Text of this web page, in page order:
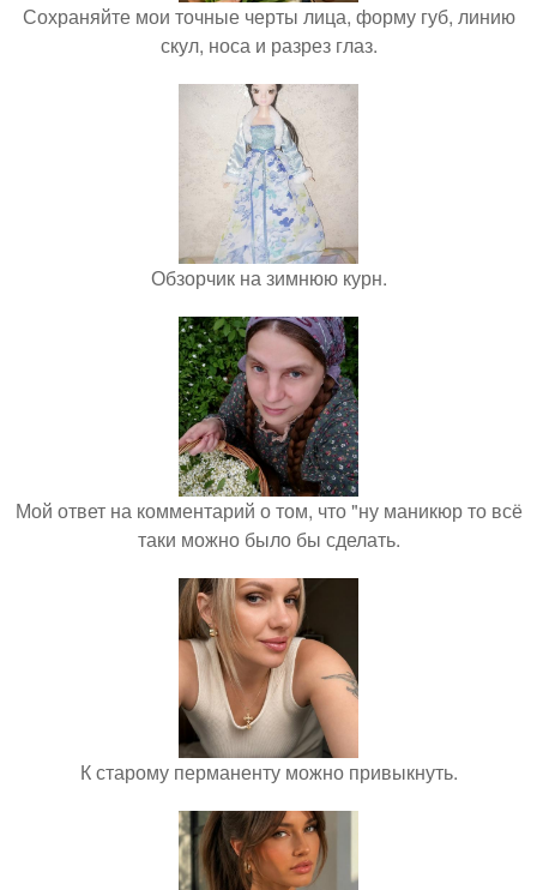
Сохраняйте мои точные черты лица, форму губ, линию
скул, носа и разрез глаз.
Обзорчик на зимнюю курн.
Мой ответ на комментарий о том, что "ну маникюр то всё
таки можно было бы сделать.
К старому перманенту можно привыкнуть.